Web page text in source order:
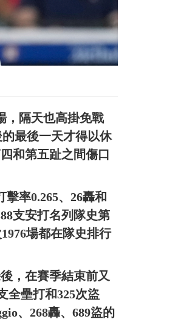
，隔天也高掛免戰
最後一天才得以休
和第五趾之間傷口
率0.265、26轟和
支安打名列隊史第
場都在隊史排行
，在賽季結束前又
全壘打和325次盜
、268轟、689盜的